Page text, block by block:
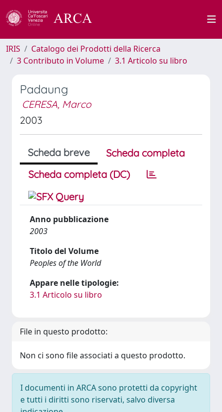
IRIS
Catalogo dei Prodotti della Ricerca
3 Contributo in Volume
3.1 Articolo su libro
Padaung
CERESA, Marco
2003
Scheda breve
Scheda completa
Scheda completa (DC)
Anno pubblicazione
2003
Titolo del Volume
Peoples of the World
Appare nelle tipologie:
3.1 Articolo su libro
File in questo prodotto:
Non ci sono file associati a questo prodotto.
I documenti in ARCA sono protetti da copyright
e tutti i diritti sono riservati, salvo diversa